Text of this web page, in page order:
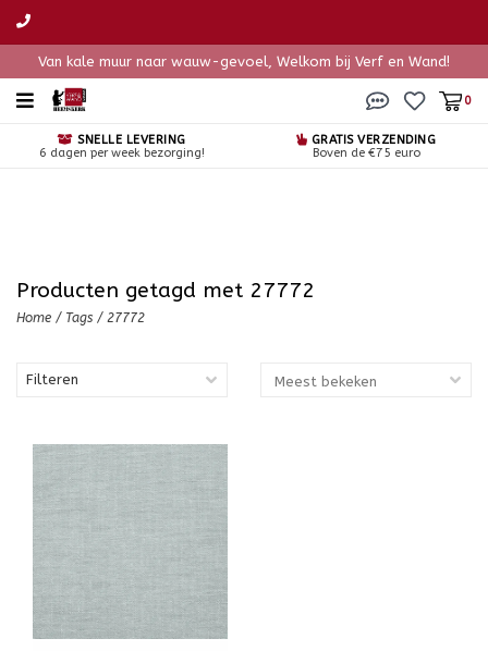
Van kale muur naar wauw-gevoel, Welkom bij Verf en Wand!
0
SNELLE LEVERING
6 dagen per week bezorging!
GRATIS VERZENDING
Boven de €75 euro
Producten getagd met 27772
Home / Tags / 27772
Filteren